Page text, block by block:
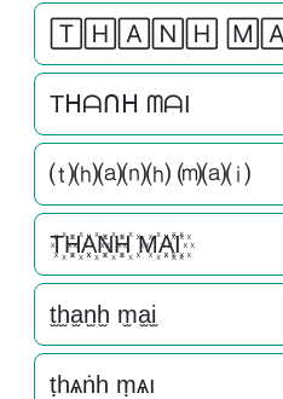
🅃🄷🄰🄽🄷
Tᕼᗩᑎᕼ ᗰᗩI
⒯⒣⒜⒩⒣ ⒨⒜⒤
T꙰H꙰A꙰N꙰H꙰ M꙰A꙰I꙰
t̫h̫a̫n̫h̫ m̫a̫i̫
ṭһѧṅһ ṃѧı